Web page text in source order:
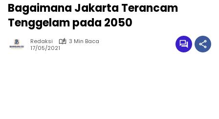
Bagaimana Jakarta Terancam
Tenggelam pada 2050
Redaksi
3 Min Baca
17/05/2021